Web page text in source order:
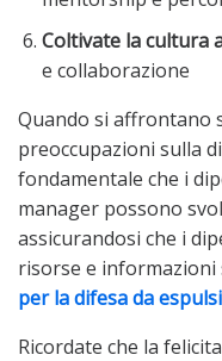
Coltivate la cultura
e collaborazione
Quando si affrontano
preoccupazioni sulla
fondamentale che i
manager possono
assicurandosi che i
risorse e informazioni
per la difesa da
Ricordate che la